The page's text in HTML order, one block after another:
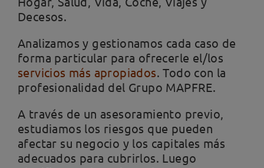
Decesos.
Analizamos y gestionamos cada caso de
forma particular para ofrecerle el/los
servicios más apropiados. Todo con la
profesionalidad del Grupo MAPFRE.
A través de un asesoramiento previo,
estudiamos los riesgos que pueden
afectar su negocio y los capitales más
adecuados para cubrirlos. Luego